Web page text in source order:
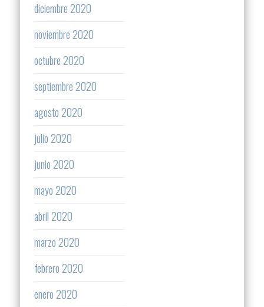
diciembre 2020
noviembre 2020
octubre 2020
septiembre 2020
agosto 2020
julio 2020
junio 2020
mayo 2020
abril 2020
marzo 2020
febrero 2020
enero 2020